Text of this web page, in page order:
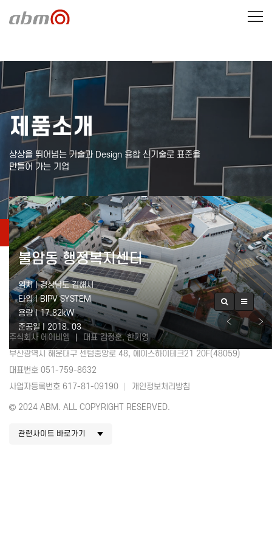
제품소개
상상을 뛰어넘는 기술과 Design 융합 신기술로 표준을
만들어 가는 기업
제품소개 시공실적
불암동 행정복지센터
위치 | 경상남도 김해시
타입 | BIPV SYSTEM
용량 | 17.82kW
준공일 | 2018. 03
주식회사 에이비엠
대표 김정훈, 한기영
부산광역시 해운대구 센텀중앙로 48, 에이스하이테크21 20F(48059)
대표번호 051-759-8632
사업자등록번호 617-81-09190
개인정보처리방침
2024 ABM. ALL COPYRIGHT RESERVED.